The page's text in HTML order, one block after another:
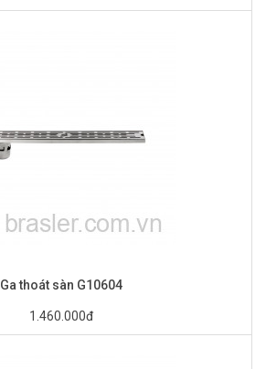
Ga thoát sàn G10604
1.460.000đ